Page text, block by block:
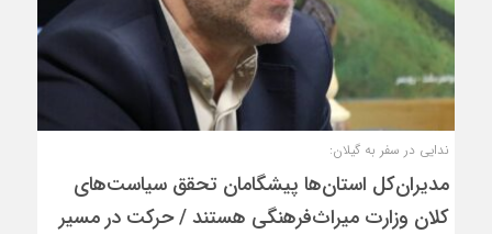
ندایی در سفر به گیلان:
مدیران‌کل استان‌ها پیشگامان تحقق سیاست‌های
کلان وزارت میراث‌فرهنگی هستند / حرکت در مسیر